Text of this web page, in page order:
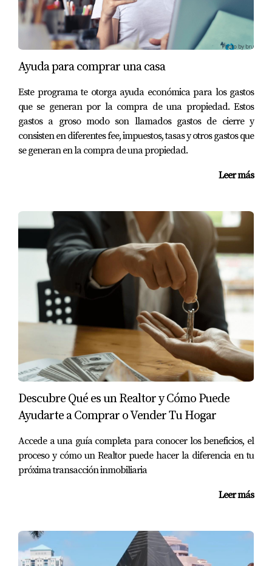
Ayuda para comprar una casa
Este programa te otorga ayuda económica para los gastos
que se generan por la compra de una propiedad. Estos
gastos a groso modo son llamados gastos de cierre y
consisten en diferentes fee, impuestos, tasas y otros gastos que
se generan en la compra de una propiedad.
Leer más
Descubre Qué es un Realtor y Cómo Puede
Ayudarte a Comprar o Vender Tu Hogar
Accede a una guía completa para conocer los beneficios, el
proceso y cómo un Realtor puede hacer la diferencia en tu
próxima transacción inmobiliaria
Leer más